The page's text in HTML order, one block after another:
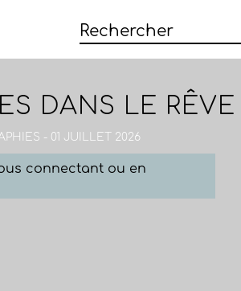
DANS LE
- 01 JUILLET 2026
connectant ou en